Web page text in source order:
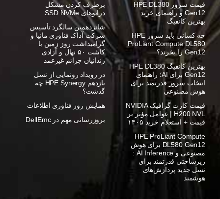
قیمت سرور HPE DL380
Gen12 و راهنمای خرید
بهترین کانفیگ
چه کسانی باید سرور HPE
ProLiant Compute DL580
Gen12 را بخرند؟
بهترین کانفیگ HPE DL380
Gen12 برای AI؛ راهنمای
انتخاب سرور قدرتمند برای
هوش مصنوعی
قیمت کارت گرافیک NVIDIA
H200 NVL | عوامل مؤثر بر
قیمت + استعلام خرید ۱۴۰۵
HPE ProLiant Compute
DL580 Gen12 برای هوش
مصنوعی و AI Inference :
زیرساختی قدرتمند برای
نسل جدید پردازش‌های
هوشمند
برطرف کردن مشکل
درایوهای SSD NVMe
شانزدهمین سالگرد تأسیس
شرکت آداک فناوری مانیا و
گرامیداشت روز زمین با
کاشت ۵۰ نهال و آزادی
زندانیان جرائم غیرعمد
در رویداد رونمایی از نسل
یازدهم HPE Synergy چه
گذشت؟
همایش روز فناوری اطلاعات
بروزرسانی مهم در DellEmc